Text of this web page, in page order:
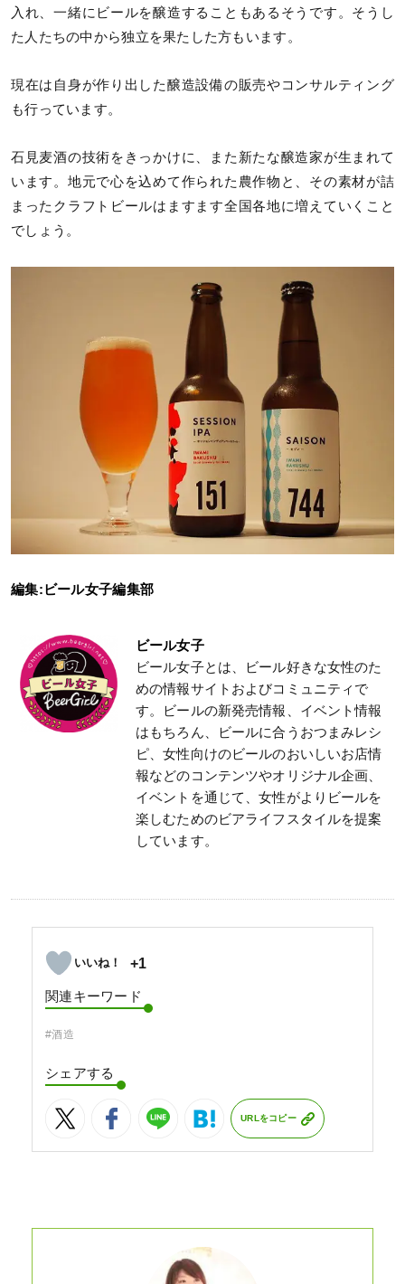
入れ、一緒にビールを醸造することもあるそうです。そうし
た人たちの中から独立を果たした方もいます。
現在は自身が作り出した醸造設備の販売やコンサルティング
も行っています。
石見麦酒の技術をきっかけに、また新たな醸造家が生まれて
います。地元で心を込めて作られた農作物と、その素材が詰
まったクラフトビールはますます全国各地に増えていくこと
でしょう。
編集:ビール女子編集部
ビール女子
ビール女子とは、ビール好きな女性のた
めの情報サイトおよびコミュニティで
す。ビールの新発売情報、イベント情報
はもちろん、ビールに合うおつまみレシ
ピ、女性向けのビールのおいしいお店情
報などのコンテンツやオリジナル企画、
イベントを通じて、女性がよりビールを
楽しむためのビアライフスタイルを提案
しています。
+1
関連キーワード
#酒造
シェアする
URLをコピー